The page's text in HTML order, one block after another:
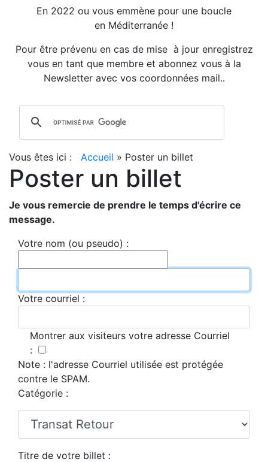
En 2022 ou vous emmène pour une boucle
en Méditerranée !
Pour être prévenu en cas de mise à jour enregistrez
vous en tant que membre et abonnez vous à la
Newsletter avec vos coordonnées mail..
Vous êtes ici : Accueil » Poster un billet
Poster un billet
Je vous remercie de prendre le temps d'écrire ce
message.
Votre nom (ou pseudo) :
Votre courriel :
Montrer aux visiteurs votre adresse Courriel
:
Note : l'adresse Courriel utilisée est protégée
contre le SPAM.
Catégorie :
Titre de votre billet :